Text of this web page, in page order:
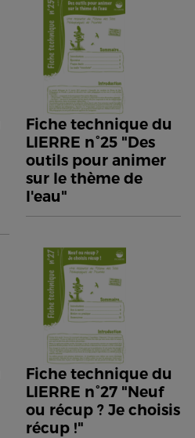
Fiche technique du
LIERRE n°25 "Des
outils pour animer
sur le thème de
l'eau"
Fiche technique du
LIERRE n°27 "Neuf
ou récup ? Je choisis
récup !"